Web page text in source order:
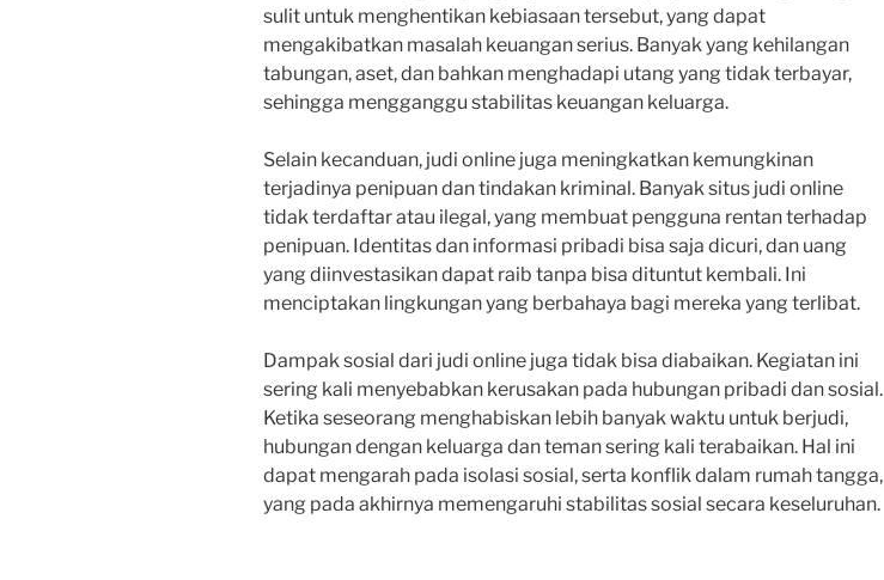
sulit untuk menghentikan kebiasaan tersebut, yang dapat
mengakibatkan masalah keuangan serius. Banyak yang kehilangan
tabungan, aset, dan bahkan menghadapi utang yang tidak terbayar,
sehingga mengganggu stabilitas keuangan keluarga.
Selain kecanduan, judi online juga meningkatkan kemungkinan
terjadinya penipuan dan tindakan kriminal. Banyak situs judi online
tidak terdaftar atau ilegal, yang membuat pengguna rentan terhadap
penipuan. Identitas dan informasi pribadi bisa saja dicuri, dan uang
yang diinvestasikan dapat raib tanpa bisa dituntut kembali. Ini
menciptakan lingkungan yang berbahaya bagi mereka yang terlibat.
Dampak sosial dari judi online juga tidak bisa diabaikan. Kegiatan ini
sering kali menyebabkan kerusakan pada hubungan pribadi dan sosial.
Ketika seseorang menghabiskan lebih banyak waktu untuk berjudi,
hubungan dengan keluarga dan teman sering kali terabaikan. Hal ini
dapat mengarah pada isolasi sosial, serta konflik dalam rumah tangga,
yang pada akhirnya memengaruhi stabilitas sosial secara keseluruhan.